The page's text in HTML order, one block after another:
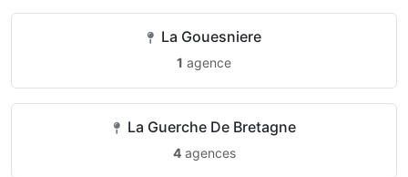
La Gouesniere
1 agence
La Guerche De Bretagne
4agences